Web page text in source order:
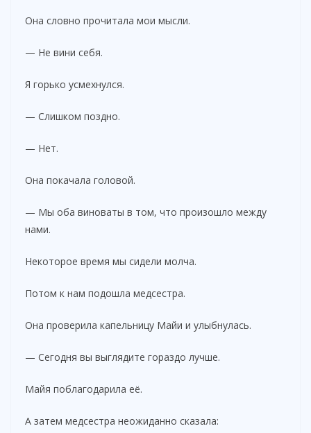
Она словно прочитала мои мысли.
— Не вини себя.
Я горько усмехнулся.
— Слишком поздно.
— Нет.
Она покачала головой.
— Мы оба виноваты в том, что произошло между
нами.
Некоторое время мы сидели молча.
Потом к нам подошла медсестра.
Она проверила капельницу Майи и улыбнулась.
— Сегодня вы выглядите гораздо лучше.
Майя поблагодарила её.
А затем медсестра неожиданно сказала: